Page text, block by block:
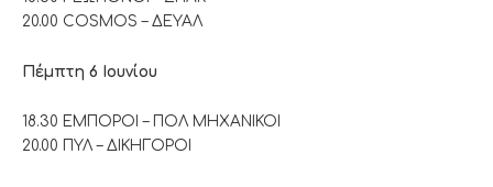
20.00 COSMOS – ΔΕΥΑΛ
Πέμπτη 6 Ιουνίου
18.30 ΕΜΠΟΡΟΙ – ΠΟΛ ΜΗΧΑΝΙΚΟΙ
20.00 ΠΥΛ – ΔΙΚΗΓΟΡΟΙ